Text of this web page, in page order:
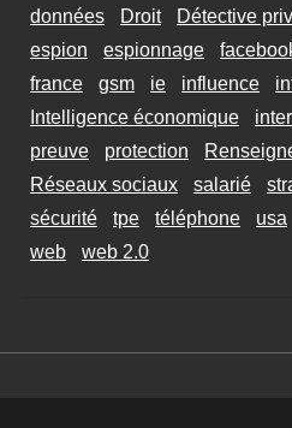
données
Droit Détective
espion
espionnage
france
gsm ie influence
Intelligence économique
preuve
protection
Réseaux sociaux
salarié
sécurité
tpe téléphone usa
web
web 2.0